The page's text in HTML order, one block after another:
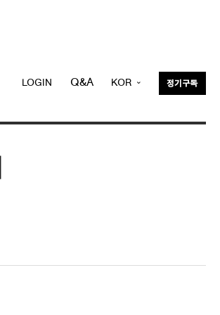
LOGIN Q&A KOR 정기구독